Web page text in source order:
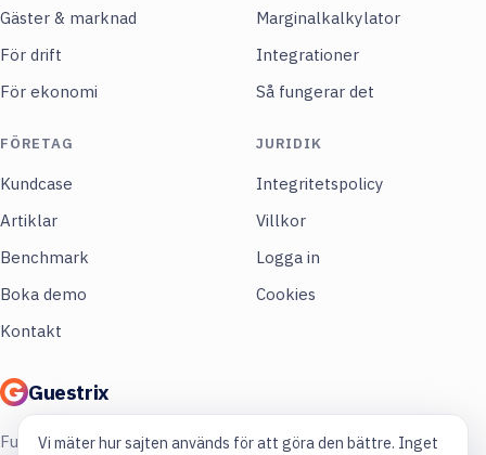
Guestrix
Full koll på din restaurang. Mer lönsamhet,
Gäster & marknad
För drift
För ekonomi
Marginalkalkylator
Integrationer
Så fungerar det
FÖRETAG
Kundcase
Artiklar
Benchmark
Boka demo
Kontakt
JURIDIK
Integritetspolicy
Villkor
Logga in
Cookies
Vi mäter hur sajten används för att göra den bättre. Inget